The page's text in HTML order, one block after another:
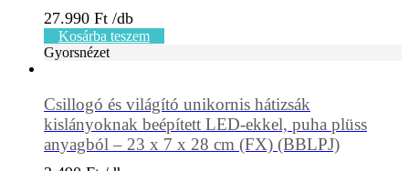
27.990 Ft
Kosárba teszem
Gyorsnézet
Csillogó és világító unikornis hátizsák
kislányoknak beépített LED-ekkel, puha plüss
anyagból – 23 x 7 x 28 cm (FX) (BBLPJ)